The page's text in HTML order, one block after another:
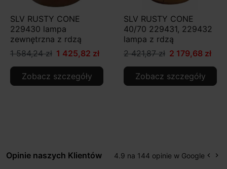
SLV RUSTY CONE
229430 lampa
zewnętrzna z rdzą
1 584,24 zł 1 425,82 zł
Zobacz szczegóły
SLV RUSTY CONE
40/70 229431, 229432
lampa z rdzą
2 421,87 zł 2 179,68 zł
Zobacz szczegóły
Opinie naszych Klientów 4.9 na 144 opinie w Google keyboard_arrow_left keyboard_arrow_right